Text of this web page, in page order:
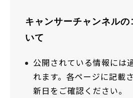
キャンサーチャンネル
いて
公開されている情報には
れます。各ページに記載
新日をご確認ください。